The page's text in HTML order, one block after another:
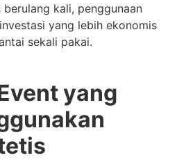
kali, penggunaan
yang lebih ekonomis
sekali pakai.
yang